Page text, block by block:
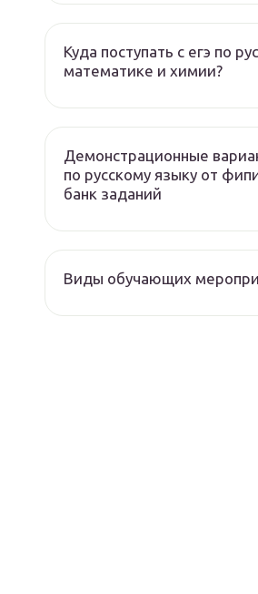
Куда поступать с егэ по
математике и химии?
Демонстрационные
по русскому языку от
банк заданий
Виды обучающих